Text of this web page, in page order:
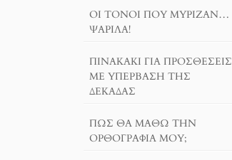
ΟΙ ΤΌΝΟΙ ΠΟΥ ΜΎΡΙΖΑΝ…
ΨΑΡΊΛΑ!
ΠΙΝΑΚΆΚΙ ΓΙΑ ΠΡΟΣΘΈΣΕΙΣ
ΜΕ ΥΠΈΡΒΑΣΗ ΤΗΣ
ΔΕΚΆΔΑΣ
ΠΏΣ ΘΑ ΜΆΘΩ ΤΗΝ
ΟΡΘΟΓΡΑΦΊΑ ΜΟΥ;